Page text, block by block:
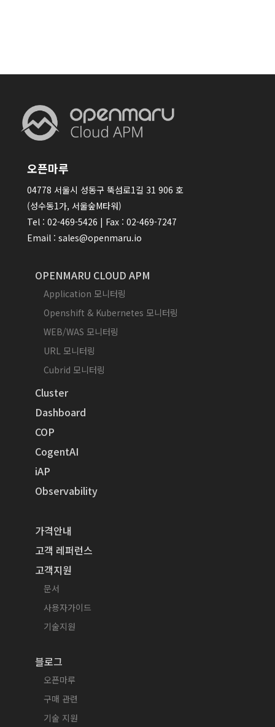
오픈마루
04778 서울시 성동구 뚝섬로1길 31 906 호
(성수동1가, 서울숲M타워)
Tel : 02-469-5426 | Fax : 02-469-7247
Email : sales@openmaru.io
OPENMARU CLOUD APM
Application 모니터링
Openshift & Kubernetes 모니터링
WEB/WAS 모니터링
URL 모니터링
Cubrid 모니터링
Cluster
Dashboard
COP
CogentAI
iAP
Observability
가격안내
고객 레퍼런스
고객지원
문서
사용자가이드
기술지원
블로그
오픈마루
구매 관련
기술 지원